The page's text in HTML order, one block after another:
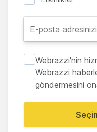
Webrazzi'nin
Webrazzi
göndermesini